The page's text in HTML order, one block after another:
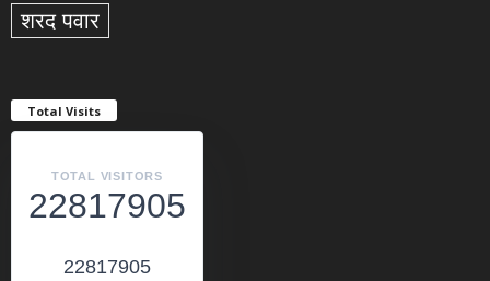
शरद पवार
Total Visits
TOTAL VISITORS
22817905
22817905